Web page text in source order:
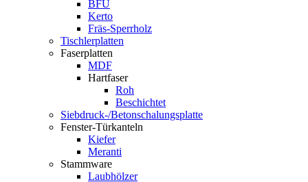
BFU
Kerto
Fräs-Sperrholz
Tischlerplatten
Faserplatten
MDF
Hartfaser
Roh
Beschichtet
Siebdruck-/Betonschalungsplatte
Fenster-Türkanteln
Kiefer
Meranti
Stammware
Laubhölzer